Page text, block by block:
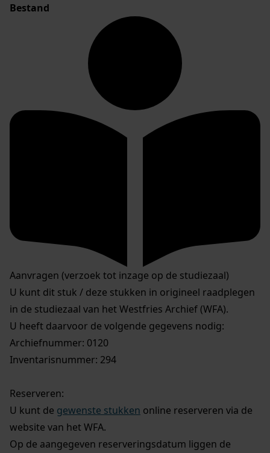
Bestand
Aanvragen (verzoek tot inzage op de studiezaal)
U kunt dit stuk / deze stukken in origineel raadplegen
in de studiezaal van het Westfries Archief (WFA).
U heeft daarvoor de volgende gegevens nodig:
Archiefnummer: 0120
Inventarisnummer: 294
Reserveren:
U kunt de gewenste stukken online reserveren via de
website van het WFA.
Op de aangegeven reserveringsdatum liggen de